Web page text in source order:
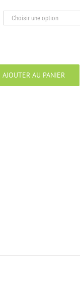
à
130,00 €
AJOUTER AU PANIER